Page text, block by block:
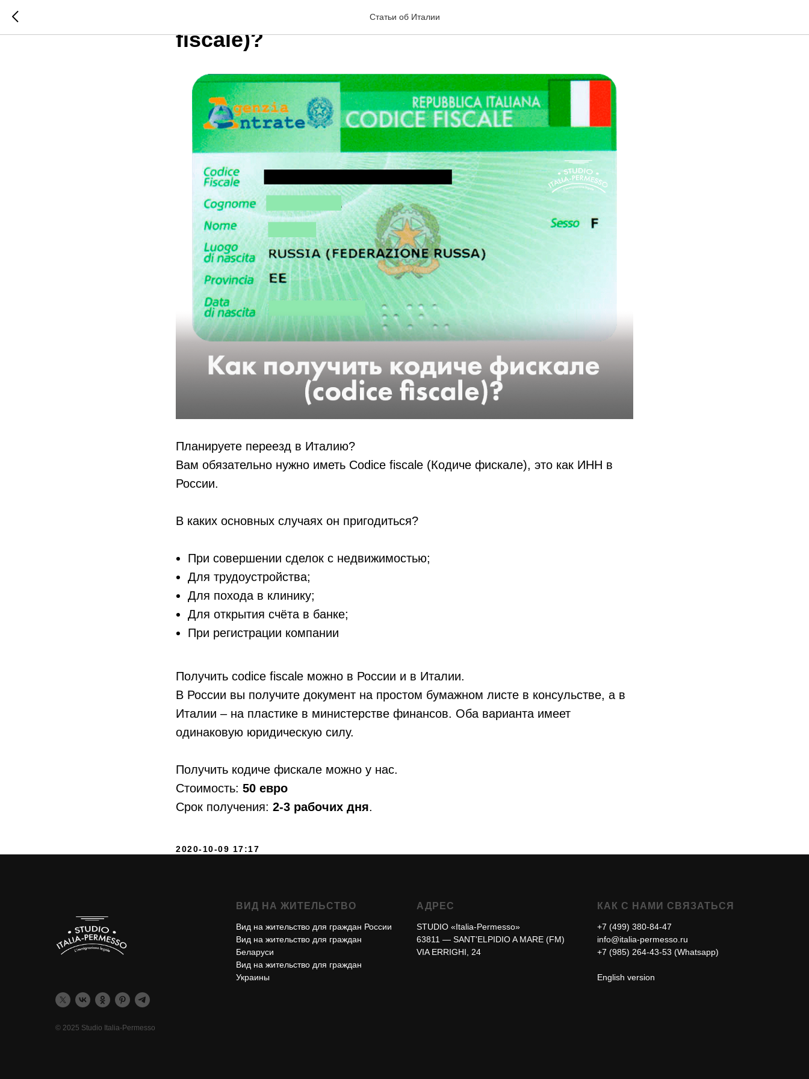
Статьи об Италии
Как получить кодиче фискале (Codice
fiscale)?
Планируете переезд в Италию?
Вам обязательно нужно иметь Codice fiscale (Кодиче фискале), это как ИНН в
России.
В каких основных случаях он пригодиться?
При совершении сделок с недвижимостью;
Для трудоустройства;
Для похода в клинику;
Для открытия счёта в банке;
При регистрации компании
Получить codice fiscale можно в России и в Италии.
В России вы получите документ на простом бумажном листе в консульстве, а в
Италии – на пластике в министерстве финансов. Оба варианта имеет
одинаковую юридическую силу.
Получить кодиче фискале можно у нас.
Стоимость: 50 евро
Срок получения: 2-3 рабочих дня.
2020-10-09 17:17
© 2025 Studio Italia-Permesso
ВИД НА ЖИТЕЛЬСТВО
Вид на жительство для граждан России
Вид на жительство для граждан
Беларуси
Вид на жительство для граждан
Украины
АДРЕС
STUDIO «Italia-Permesso»
63811 — SANT'ELPIDIO A MARE (FM)
VIA ERRIGHI, 24
КАК С НАМИ СВЯЗАТЬСЯ
+7 (499) 380-84-47
info@italia-permesso.ru
+7 (985) 264-43-53 (Whatsapp)
English version